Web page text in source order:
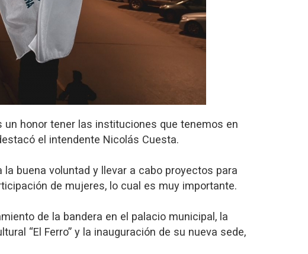
un honor tener las instituciones que tenemos en
el intendente Nicolás Cuesta.
buena voluntad y llevar a cabo proyectos para
de mujeres, lo cual es muy importante.
de la bandera en el palacio municipal, la
“El Ferro” y la inauguración de su nueva sede,